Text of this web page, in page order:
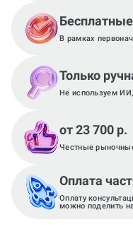
В рамках
Только
Не используем
от 23 700 р.
Честные
Оплата
Оплату
можно поделить